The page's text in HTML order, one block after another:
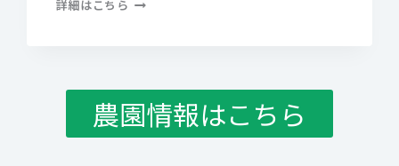
詳細はこちら
安
で
農園情報はこちら